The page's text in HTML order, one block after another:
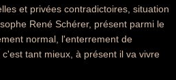
et privées contradictoires, situation
René Schérer, présent parmi le
normal, l'enterrement de
tant mieux, à présent il va vivre